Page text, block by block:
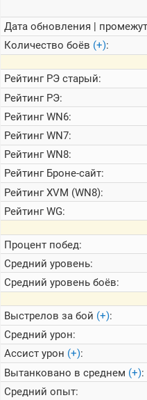
Информация
Онлайн
Цветовая
шкала
Теlegram
ВК
Портал
Мира
Танков
Дата обновления |
Количество боёв (+):
РейтингРЭ старый:
РейтингРЭ:
РейтингWN6:
РейтингWN7:
РейтингWN8:
РейтингБроне-сайт:
РейтингXVM (WN8):
РейтингWG:
Процент побед:
Средний уровень:
Средний уровень боёв:
Выстрелов за бой (+):
Средний урон:
Ассист урон (+):
Вытанковано в среднем (+):
Средний опыт: